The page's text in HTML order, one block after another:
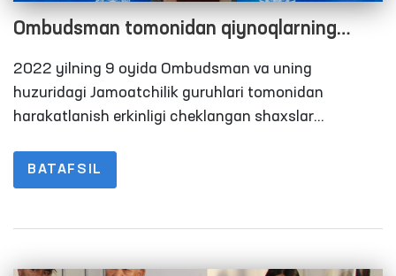
Ombudsman tomonidan qiynoqlarning
oldini olish bo‘yicha Milliy preventiv
mexanizm doirasida 2022 yilning 9 oyida
amalga oshirilgan monitoring tashriflari
2022 yilning 9 oyida Ombudsman va uning
huzuridagi Jamoatchilik guruhlari tomonidan
harakatlanish erkinligi cheklangan shaxslar
amalga oshirildi. Ushbu ko‘rsatkich 2021-yilning 9
oyida 120 ta, 2020 yilning 9 oyida 68 tani tashkil
BATAFSIL